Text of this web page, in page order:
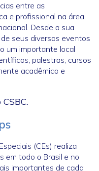
entre as
e profissional na área
Desde a sua
seus diversos eventos
um importante local
palestras, cursos
acadêmico e
(CEs) realiza
em todo o Brasil e no
importantes de cada